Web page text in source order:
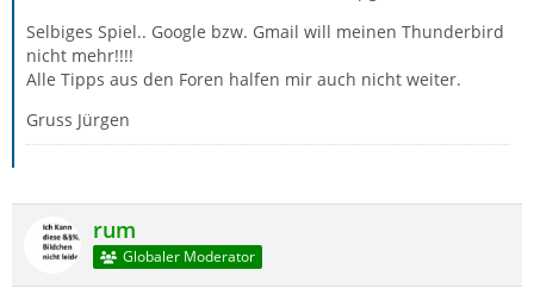
Selbiges Spiel.. Google bzw. Gmail will meinen Thunderbird
nicht mehr!!!!
Alle Tipps aus den Foren halfen mir auch nicht weiter.
Gruss Jürgen
rum
Globaler Moderator